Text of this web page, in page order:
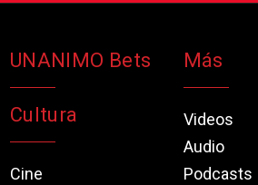
UNANIMO Bets
Cultura
Cine
Más
Videos
Audio
Podcasts